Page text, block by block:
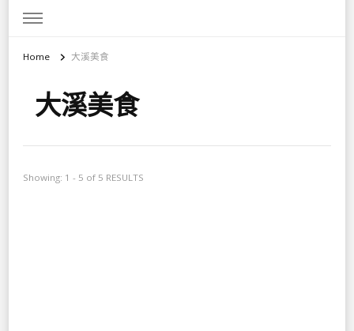
Home 大溪美食
大溪美食
Showing: 1 - 5 of 5 RESULTS